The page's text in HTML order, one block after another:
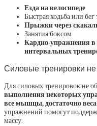
Езда на велосипеде
Быстрая ходьба или бег
Прыжки через
Занятия боксом
Кардио-упражнения
интервальных
Силовые тренировки
Для силовых тренировок не
выполнения некоторых
все мышцы, достаточно веса
упражнений помогут
массу.